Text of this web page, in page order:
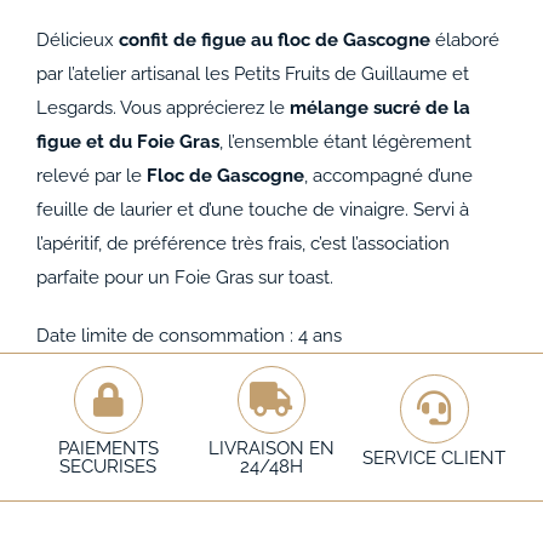
Délicieux confit de figue au floc de Gascogneélaboré
par l’atelier artisanal les Petits Fruits de Guillaume et
Lesgards. Vous apprécierez le mélange sucré de la
figue et du Foie Gras, l’ensemble étant légèrement
relevé par le Floc de Gascogne, accompagné d’une
feuille de laurier et d’une touche de vinaigre. Servi à
l’apéritif, de préférence très frais, c’est l’association
parfaite pour un Foie Gras sur toast.
Date limite de consommation : 4 ans
PAIEMENTS
SECURISES
LIVRAISON EN
24/48H
SERVICE CLIENT